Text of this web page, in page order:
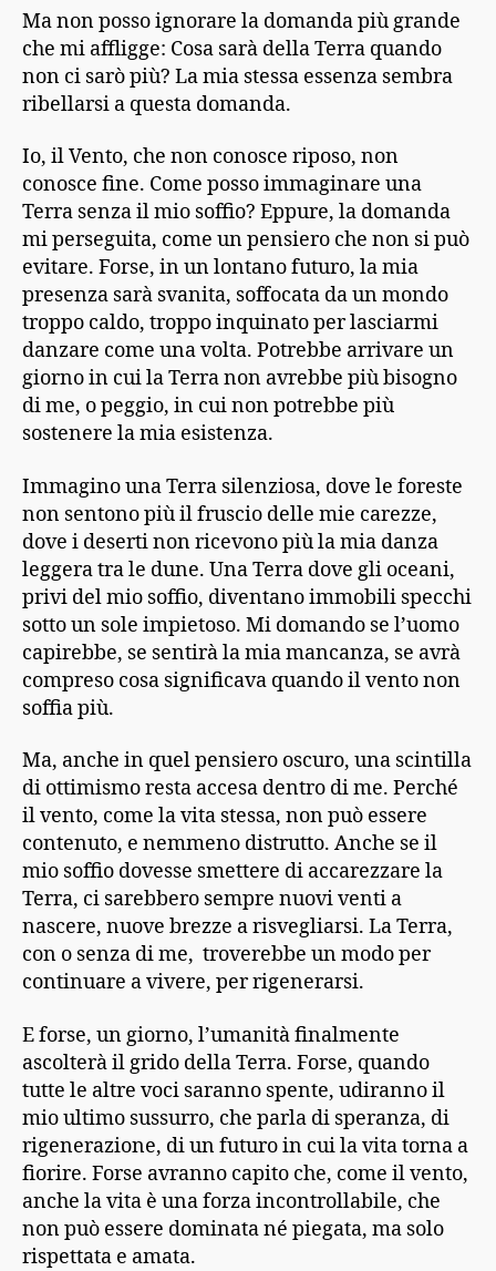
Ma non posso ignorare la domanda più grande
che mi affligge: Cosa sarà della Terra quando
non ci sarò più? La mia stessa essenza sembra
ribellarsi a questa domanda.
Io, il Vento, che non conosce riposo, non
conosce fine. Come posso immaginare una
Terra senza il mio soffio? Eppure, la domanda
mi perseguita, come un pensiero che non si può
evitare. Forse, in un lontano futuro, la mia
presenza sarà svanita, soffocata da un mondo
troppo caldo, troppo inquinato per lasciarmi
danzare come una volta. Potrebbe arrivare un
giorno in cui la Terra non avrebbe più bisogno
di me, o peggio, in cui non potrebbe più
sostenere la mia esistenza.
Immagino una Terra silenziosa, dove le foreste
non sentono più il fruscio delle mie carezze,
dove i deserti non ricevono più la mia danza
leggera tra le dune. Una Terra dove gli oceani,
privi del mio soffio, diventano immobili specchi
sotto un sole impietoso. Mi domando se l’uomo
capirebbe, se sentirà la mia mancanza, se avrà
compreso cosa significava quando il vento non
soffia più.
Ma, anche in quel pensiero oscuro, una scintilla
di ottimismo resta accesa dentro di me. Perché
il vento, come la vita stessa, non può essere
contenuto, e nemmeno distrutto. Anche se il
mio soffio dovesse smettere di accarezzare la
Terra, ci sarebbero sempre nuovi venti a
nascere, nuove brezze a risvegliarsi. La Terra,
con o senza di me, troverebbe un modo per
continuare a vivere, per rigenerarsi.
E forse, un giorno, l’umanità finalmente
ascolterà il grido della Terra. Forse, quando
tutte le altre voci saranno spente, udiranno il
mio ultimo sussurro, che parla di speranza, di
rigenerazione, di un futuro in cui la vita torna a
fiorire. Forse avranno capito che, come il vento,
anche la vita è una forza incontrollabile, che
non può essere dominata né piegata, ma solo
rispettata e amata.